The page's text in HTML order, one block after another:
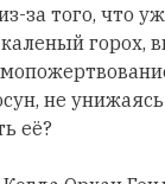
за того, что
горох,
не
её?